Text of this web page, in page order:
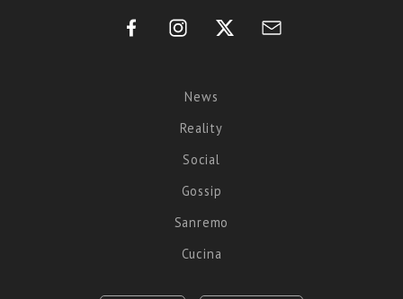
News
Reality
Social
Gossip
Sanremo
Cucina